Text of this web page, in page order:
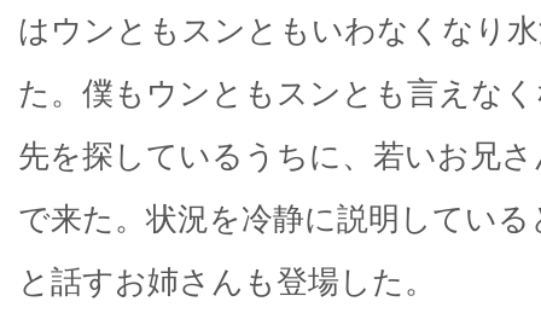
はウンともスンともいわなくなり
た。僕もウンともスンとも言えな
先を探しているうちに、若いお兄
で来た。状況を冷静に説明してい
と話すお姉さんも登場した。